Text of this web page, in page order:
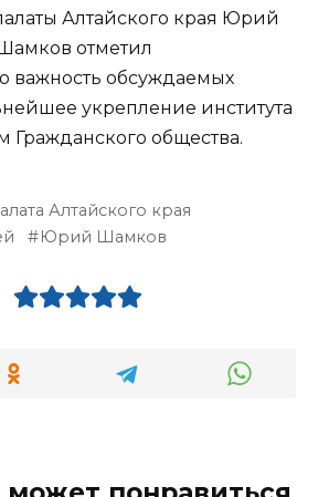
Алтайского края Юрий
отметил
важность обсуждаемых
укрепление института
Гражданского общества.
Алтайского края
Юрий Шамков